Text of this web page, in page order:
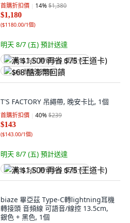
首購折扣價 14%$1,380
$1,180
($1180.00/1個)
明天 8/7 (五) 預計送達
满 $1,500 再省 $75 (王道卡)
$68 酷澎幣回饋
T'S FACTORY 吊繩帶, 晚安卡比, 1個
首購折扣價 40%$239
$143
($143.00/1個)
明天 8/7 (五) 預計送達
满 $1,500 再省 $75 (王道卡)
biaze 畢亞茲 Type-C轉lightning耳機
轉接頭 音頻線 可語音/線控 13.5cm,
銀色 + 黑色, 1個